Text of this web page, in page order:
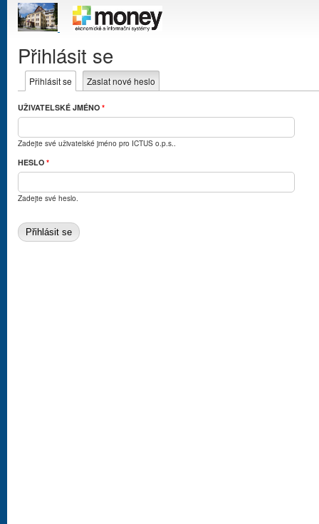
Přihlásit se
Hlavní záložky
Přihlásit se (aktivní záložka)
Zaslat nové heslo
UŽIVATELSKÉ JMÉNO *
Zadejte své uživatelské jméno pro ICTUS o.p.s..
HESLO *
Zadejte své heslo.